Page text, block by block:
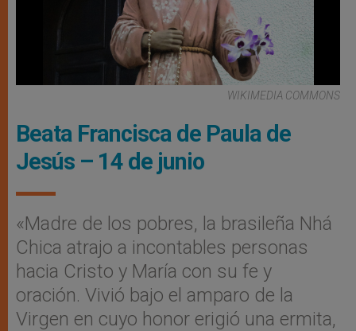
WIKIMEDIA COMMONS
Beata Francisca de Paula de
Jesús – 14 de junio
«Madre de los pobres, la brasileña Nhá
Chica atrajo a incontables personas
hacia Cristo y María con su fe y
oración. Vivió bajo el amparo de la
Virgen en cuyo honor erigió una ermita,